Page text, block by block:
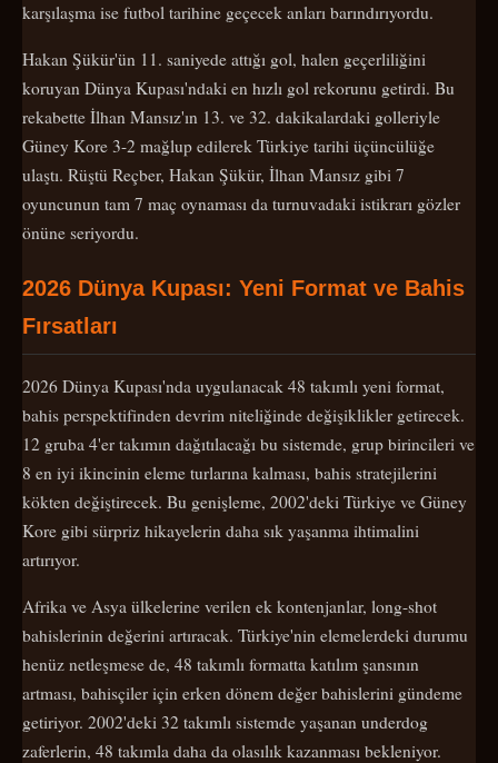
karşılaşma ise futbol tarihine geçecek anları barındırıyordu.
Hakan Şükür'ün 11. saniyede attığı gol, halen geçerliliğini
koruyan Dünya Kupası'ndaki en hızlı gol rekorunu getirdi. Bu
rekabette İlhan Mansız'ın 13. ve 32. dakikalardaki golleriyle
Güney Kore 3-2 mağlup edilerek Türkiye tarihi üçüncülüğe
ulaştı. Rüştü Reçber, Hakan Şükür, İlhan Mansız gibi 7
oyuncunun tam 7 maç oynaması da turnuvadaki istikrarı gözler
önüne seriyordu.
2026 Dünya Kupası: Yeni Format ve Bahis
Fırsatları
2026 Dünya Kupası'nda uygulanacak 48 takımlı yeni format,
bahis perspektifinden devrim niteliğinde değişiklikler getirecek.
12 gruba 4'er takımın dağıtılacağı bu sistemde, grup birincileri ve
8 en iyi ikincinin eleme turlarına kalması, bahis stratejilerini
kökten değiştirecek. Bu genişleme, 2002'deki Türkiye ve Güney
Kore gibi sürpriz hikayelerin daha sık yaşanma ihtimalini
artırıyor.
Afrika ve Asya ülkelerine verilen ek kontenjanlar, long-shot
bahislerinin değerini artıracak. Türkiye'nin elemelerdeki durumu
henüz netleşmese de, 48 takımlı formatta katılım şansının
artması, bahisçiler için erken dönem değer bahislerini gündeme
getiriyor. 2002'deki 32 takımlı sistemde yaşanan underdog
zaferlerin, 48 takımla daha da olasılık kazanması bekleniyor.